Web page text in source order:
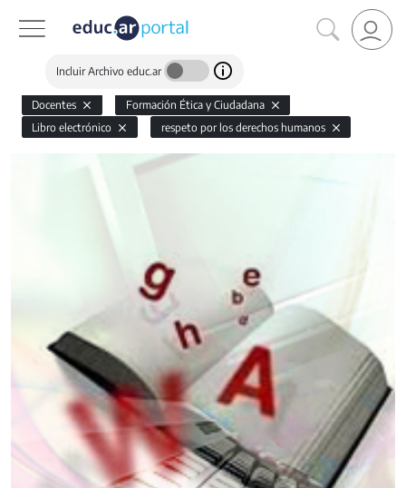
Incluir Archivo educ.ar
Docentes
Formación Ética y Ciudadana
Libro electrónico
respeto por los derechos humanos